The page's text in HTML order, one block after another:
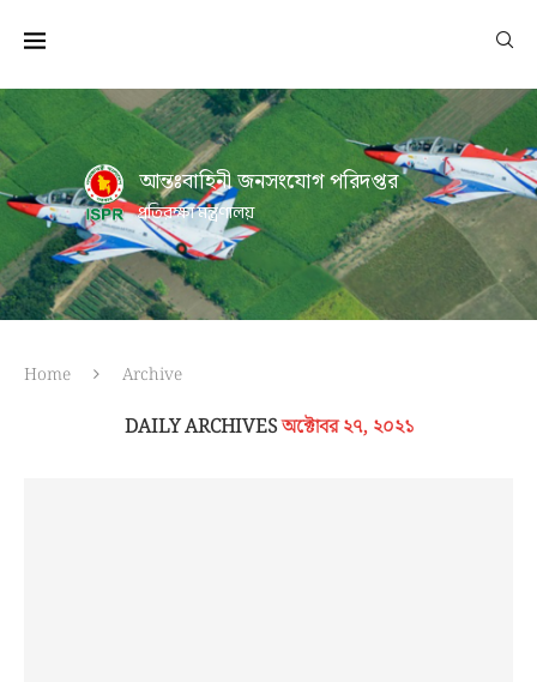
আন্তঃবাহিনী জনসংযোগ পরিদপ্তর
প্রতিরক্ষা মন্ত্রণালয়
Home Archive
DAILY ARCHIVESঅক্টোবর ২৭, ২০২১